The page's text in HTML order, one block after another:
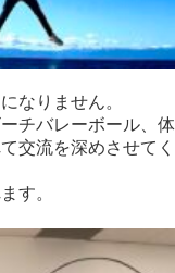
なりません。
チバレーボール、体
交流を深めさせてく
す。